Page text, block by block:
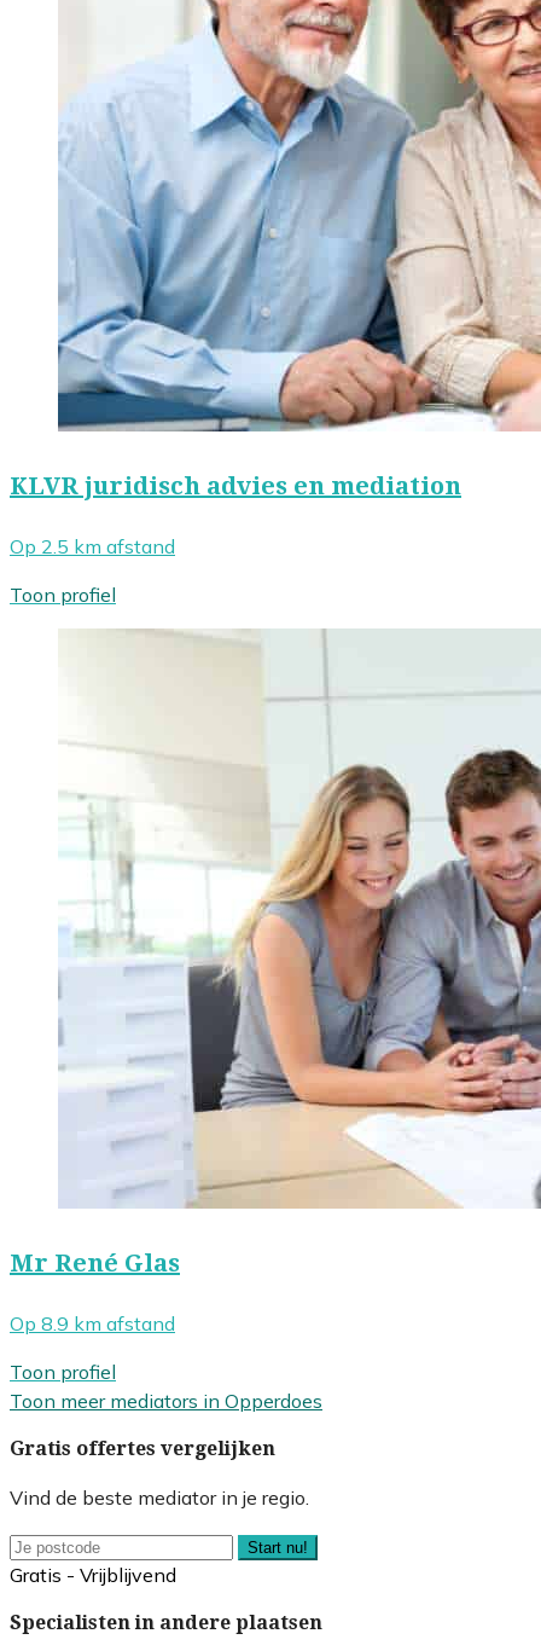
KLVR juridisch advies en mediation
Op 2.5 km afstand
Toon profiel
Mr René Glas
Op 8.9 km afstand
Toon profiel
Toon meer mediators in Opperdoes
Gratis offertes vergelijken
Vind de beste mediator in je regio.
Start nu!
Gratis - Vrijblijvend
Specialisten in andere plaatsen